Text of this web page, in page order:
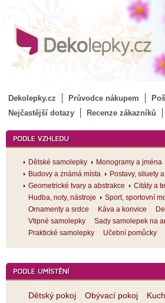
Dekolepky.cz Průvodce nákupem
Nejčastější dotazy
Recenze zákazníků
Dětské samolepky Monogramy a jména
Budovy a známá místa
Postavy, siluety
Geometrické tvary a abstrakce
Citáty a
Hudba, noty, nástroje
Sport, sportovní
Ornamenty a srdce
Káva a konvice
Vtipné samolepky
Sady samolepek na
Praktické samolepky
Učební pomůcky
Dětský pokoj Obývací pokoj